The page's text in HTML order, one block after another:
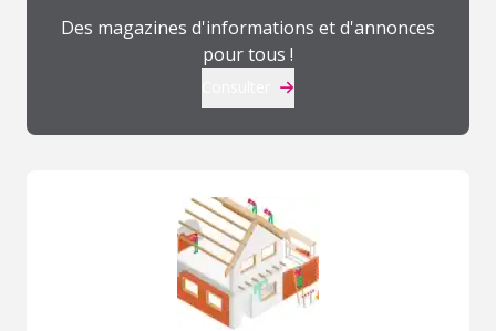
Des magazines d'informations et d'annonces
pour tous !